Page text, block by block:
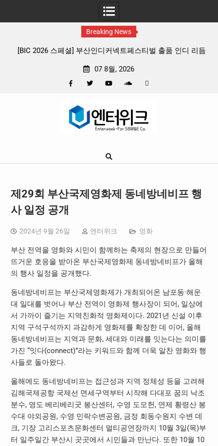
Breaking News
출품 인디 리듬
판타지 케이팝 애니메이션 ‘고스트밴드’ 8월 26
07 8월, 2026
Google
제29회 부산국제영화제 동네방네비프 행
사 일정 공개
2024년 9월 26일 엔터위크 영화
부산 전역을 영화와 시민이 함께하는 축제의 현장으로 만들어
뜨거운 호응을 받아온 부산국제영화제 동네방네비프가 올해
의 행사 일정을 공개했다.
동네방네비프는 부산국제영화제가 개최되어온 남포동·해운
대 일대를 벗어나 부산 전역이 영화제 행사장이 되어, 일상에
서 가까이 즐기는 지역친화적 영화제이다. 2021년 신설 이후
지역 구석구석까지 과감하게 영화제를 확장한 데 이어, 올해
동네방네비프는 지역과 문화, 세대와 미래를 잇는다는 의미를
가진 “잇다(connect)”라는 키워드와 함께 더욱 알찬 영화와 행
사들로 돌아왔다.
올해에도 동네방네비프는 접근성과 지역 정체성 등을 고려해
김해국제공항 국제선 면세구역부터 시작해 다대포 꿈의 낙조
분수, 영도 베리베리굿 봉산센터, 수영 도모헌, 연제 황령산 봉
수대 야외공원, 수영 민락수변공원, 금정 회동수원지 수변 데
크, 기장 고리스포츠문화센터 멀티공연장까지 10월 3일(목)부
터 일주일간 부산시 곳곳에서 시민들과 만난다. 또한 10월 10